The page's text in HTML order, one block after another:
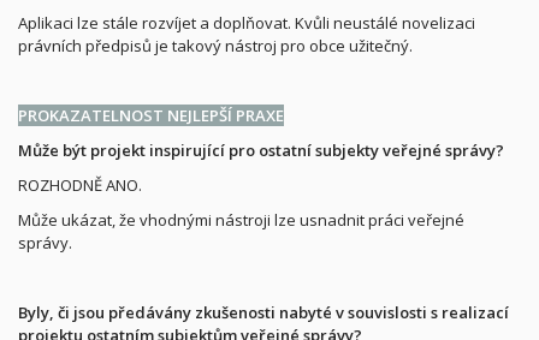
Aplikaci lze stále rozvíjet a doplňovat. Kvůli neustálé novelizaci
právních předpisů je takový nástroj pro obce užitečný.
PROKAZATELNOST NEJLEPŠÍ PRAXE
Může být projekt inspirující pro ostatní subjekty veřejné správy?
ROZHODNĚ ANO.
Může ukázat, že vhodnými nástroji lze usnadnit práci veřejné
správy.
Byly, či jsou předávány zkušenosti nabyté v souvislosti s realizací
projektu ostatním subjektům veřejné správy?